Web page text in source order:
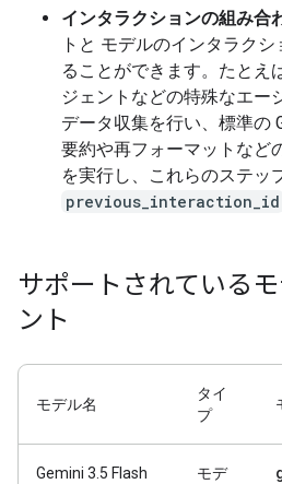
インタラクションの組み合
トと モデルのインタラク
ることができます。たとえ
ジェントなどの特殊なエー
データ収集を行い、標準の
要約や再フォーマットなど
を実行し、これらのステッ
previous_interaction_id
サポートされている
ント
モデル名
タイ
プ
Gemini 3.5 Flash モデ